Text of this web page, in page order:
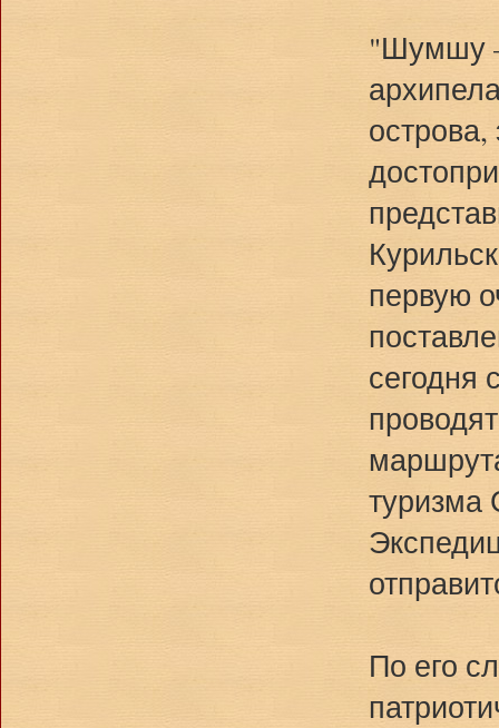
"Шумшу
первую
сегодня
туризма
По его